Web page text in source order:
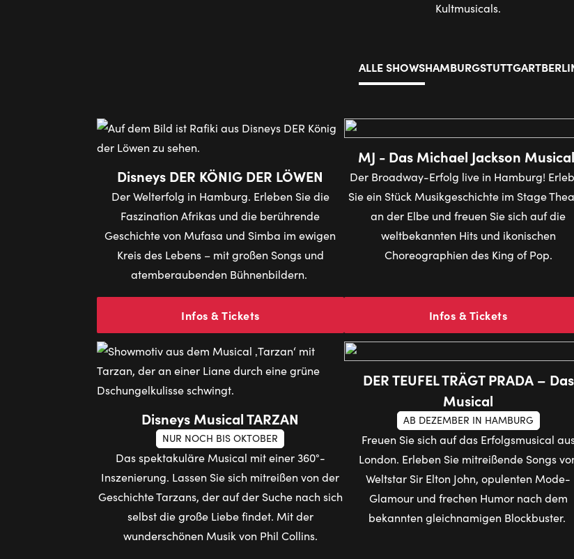
Kultmusicals.
ALLE SHOWSHAMBURGSTUTTGART
Disneys DER KÖNIG DER LÖWEN
Der Welterfolg in Hamburg. Erleben Sie die
Faszination Afrikas und die berührende
Geschichte von Mufasa und Simba im ewigen
Kreis des Lebens – mit großen Songs und
atemberaubenden Bühnenbildern.
Infos & Tickets
MJ - Das Michael Jackson
Der Broadway-Erfolg live in Hamburg!
Sie ein Stück Musikgeschichte im Stage
an der Elbe und freuen Sie sich auf die
weltbekannten Hits und ikonischen
Choreographien des King of Pop.
Infos & Tickets
Disneys Musical TARZAN
NUR NOCH BIS OKTOBER
Das spektakuläre Musical mit einer 360°-
Inszenierung. Lassen Sie sich mitreißen von der
Geschichte Tarzans, der auf der Suche nach sich
selbst die große Liebe findet. Mit der
wunderschönen Musik von Phil Collins.
DER TEUFEL TRÄGT PRADA – Das
Musical
AB DEZEMBER IN HAMBURG
Freuen Sie sich auf das Erfolgsmusical
London. Erleben Sie mitreißende Songs
Weltstar Sir Elton John, opulenten Mode-
Glamour und frechen Humor nach dem
bekannten gleichnamigen Blockbuster.